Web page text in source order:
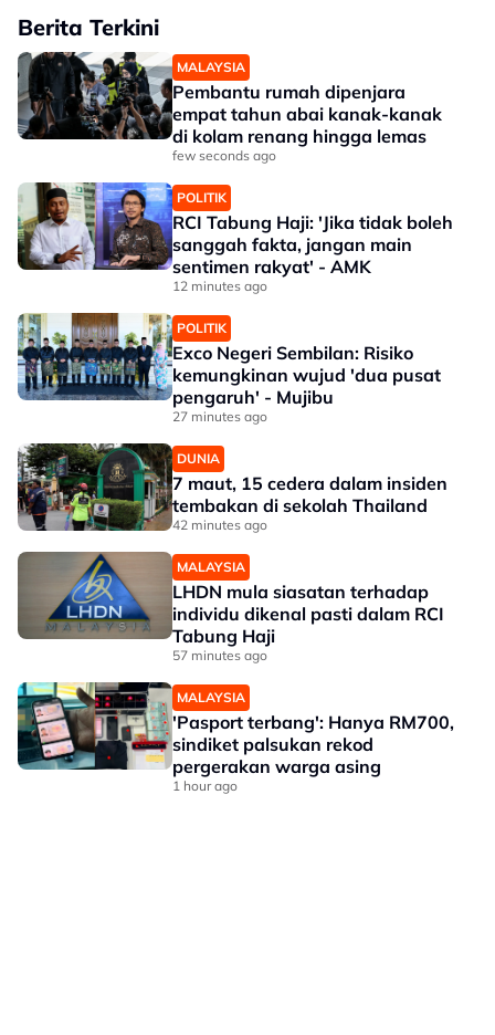
Berita Terkini
MALAYSIA
Pembantu rumah dipenjara
empat tahun abai kanak-kanak
di kolam renang hingga lemas
few seconds ago
POLITIK
RCI Tabung Haji: 'Jika tidak boleh
sanggah fakta, jangan main
sentimen rakyat' - AMK
12 minutes ago
POLITIK
Exco Negeri Sembilan: Risiko
kemungkinan wujud 'dua pusat
pengaruh' - Mujibu
27 minutes ago
DUNIA
7 maut, 15 cedera dalam insiden
tembakan di sekolah Thailand
42 minutes ago
MALAYSIA
LHDN mula siasatan terhadap
individu dikenal pasti dalam RCI
Tabung Haji
57 minutes ago
MALAYSIA
'Pasport terbang': Hanya RM700,
sindiket palsukan rekod
pergerakan warga asing
1 hour ago